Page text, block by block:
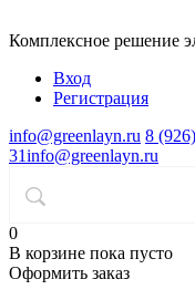
Комплексное решение
Вход
Регистрация
info@greenlayn.ru 8
31info@greenlayn.ru
0
В корзине пока пусто
Оформить заказ